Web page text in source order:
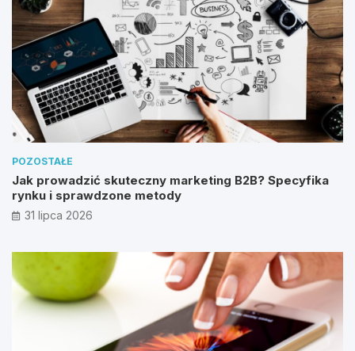
POZOSTAŁE
Jak prowadzić skuteczny marketing B2B? Specyfika
rynku i sprawdzone metody
31 lipca 2026